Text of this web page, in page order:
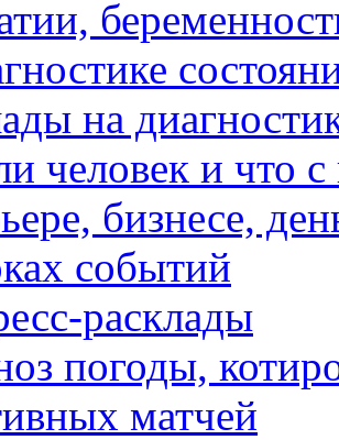
на
человек и что
бизнесе,
событий
расклады
погоды,
матчей